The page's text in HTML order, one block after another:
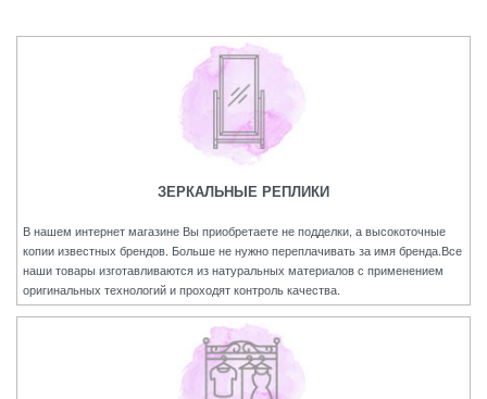
ЗЕРКАЛЬНЫЕ РЕПЛИКИ
В нашем интернет магазине Вы приобретаете не подделки, а высокоточные
копии известных брендов. Больше не нужно переплачивать за имя бренда.Все
наши товары изготавливаются из натуральных материалов с применением
оригинальных технологий и проходят контроль качества.